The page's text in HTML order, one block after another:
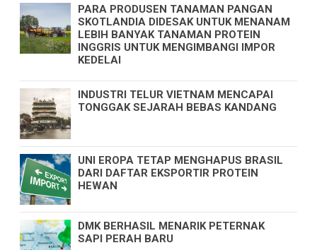
PARA PRODUSEN TANAMAN PANGAN
SKOTLANDIA DIDESAK UNTUK MENANAM
LEBIH BANYAK TANAMAN PROTEIN
INGGRIS UNTUK MENGIMBANGI IMPOR
KEDELAI
INDUSTRI TELUR VIETNAM MENCAPAI
TONGGAK SEJARAH BEBAS KANDANG
UNI EROPA TETAP MENGHAPUS BRASIL
DARI DAFTAR EKSPORTIR PROTEIN
HEWAN
DMK BERHASIL MENARIK PETERNAK
SAPI PERAH BARU